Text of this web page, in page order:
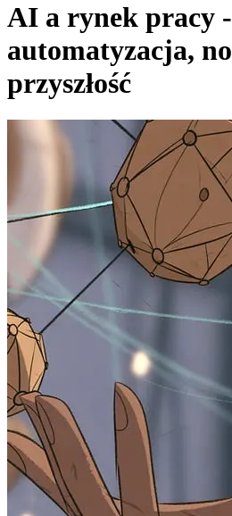
AI a rynek pracy -
automatyzacja,
przyszłość